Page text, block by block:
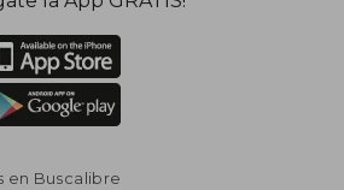
en Buscalibre